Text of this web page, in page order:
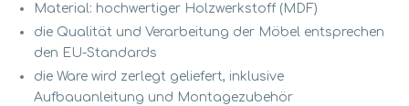
Material: hochwertiger Holzwerkstoff (MDF)
die Qualität und Verarbeitung der Möbel entsprechen
den EU-Standards
die Ware wird zerlegt geliefert, inklusive
Aufbauanleitung und Montagezubehör